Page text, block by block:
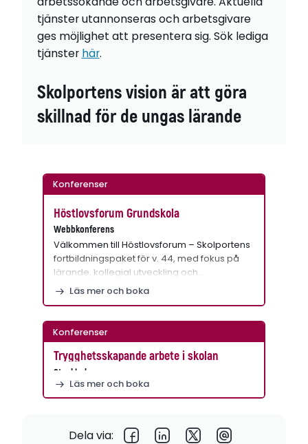
tjänster utannonseras och arbetsgivare
ges möjlighet att presentera sig. Sök lediga
tjänster här.
Skolportens vision är att göra
skillnad för de ungas lärande
Konferenser
Höstlovsforum Grundskola
Webbkonferens
Välkommen till Höstlovsforum – Skolportens
fortbildningspaket för v. 44, med fokus på
lärande, kollegial utveckling och…
Läs mer och boka
Konferenser
Trygghetsskapande arbete i skolan
Stockholm
Läs mer och boka
Dela via: